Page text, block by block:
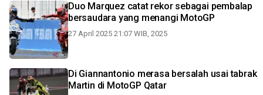
Duo Marquez catat rekor sebagai pembalap
bersaudara yang menangi MotoGP
27 April 2025 21:07 WIB, 2025
Di Giannantonio merasa bersalah usai tabrak
Martin di MotoGP Qatar